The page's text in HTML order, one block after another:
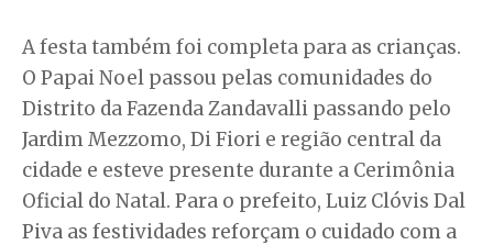
A festa também foi completa para as crianças.
O Papai Noel passou pelas comunidades do
Distrito da Fazenda Zandavalli passando pelo
Jardim Mezzomo, Di Fiori e região central da
cidade e esteve presente durante a Cerimônia
Oficial do Natal. Para o prefeito, Luiz Clóvis Dal
Piva as festividades reforçam o cuidado com a